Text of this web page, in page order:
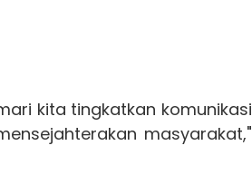
kita tingkatkan komunikasi
masyarakat,"